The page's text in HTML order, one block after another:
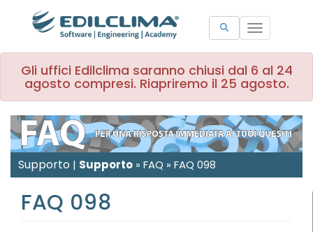
Toggle
navigation
Gli uffici Edilclima saranno chiusi dal 6 al 24
agosto compresi. Riapriremo il 25 agosto.
Supporto | Supporto » FAQ » FAQ 098
FAQ 098